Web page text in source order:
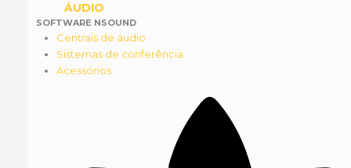
ÁUDIO
SOFTWARE NSOUND
Centrais de áudio
Sistemas de conferência
Acessórios